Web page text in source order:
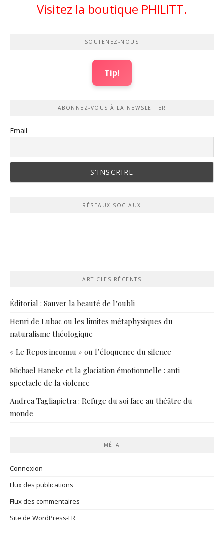
Visitez la boutique PHILITT.
SOUTENEZ-NOUS
Tip!
ABONNEZ-VOUS À LA NEWSLETTER
Email
RÉSEAUX SOCIAUX
ARTICLES RÉCENTS
Éditorial : Sauver la beauté de l’oubli
Henri de Lubac ou les limites métaphysiques du
naturalisme théologique
« Le Repos inconnu » ou l’éloquence du silence
Michael Haneke et la glaciation émotionnelle : anti-
spectacle de la violence
Andrea Tagliapietra : Refuge du soi face au théâtre du
monde
MÉTA
Connexion
Flux des publications
Flux des commentaires
Site de WordPress-FR